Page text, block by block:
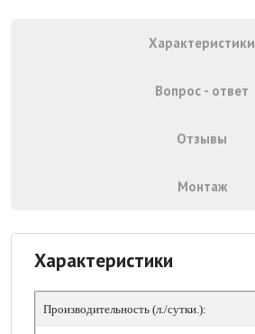
Характеристики
Вопрос - ответ
Отзывы
Монтаж
Характеристики
Производительность (л./сутки.):